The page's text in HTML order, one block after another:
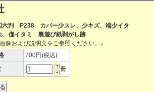
判 P238 カバー少スレ、少キズ、端少イタ
、僅イタミ 裏遊び紙剥がし跡
像および説明文をご参照ください。↓
700円(税込)
冊